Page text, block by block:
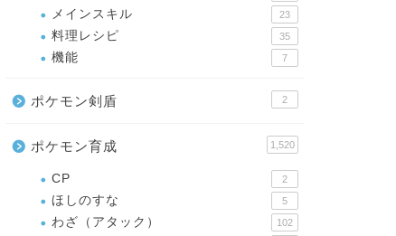
メインスキル 23
料理レシピ 35
機能 7
ポケモン剣盾 2
ポケモン育成 1,520
CP 2
ほしのすな 5
わざ（アタック） 102